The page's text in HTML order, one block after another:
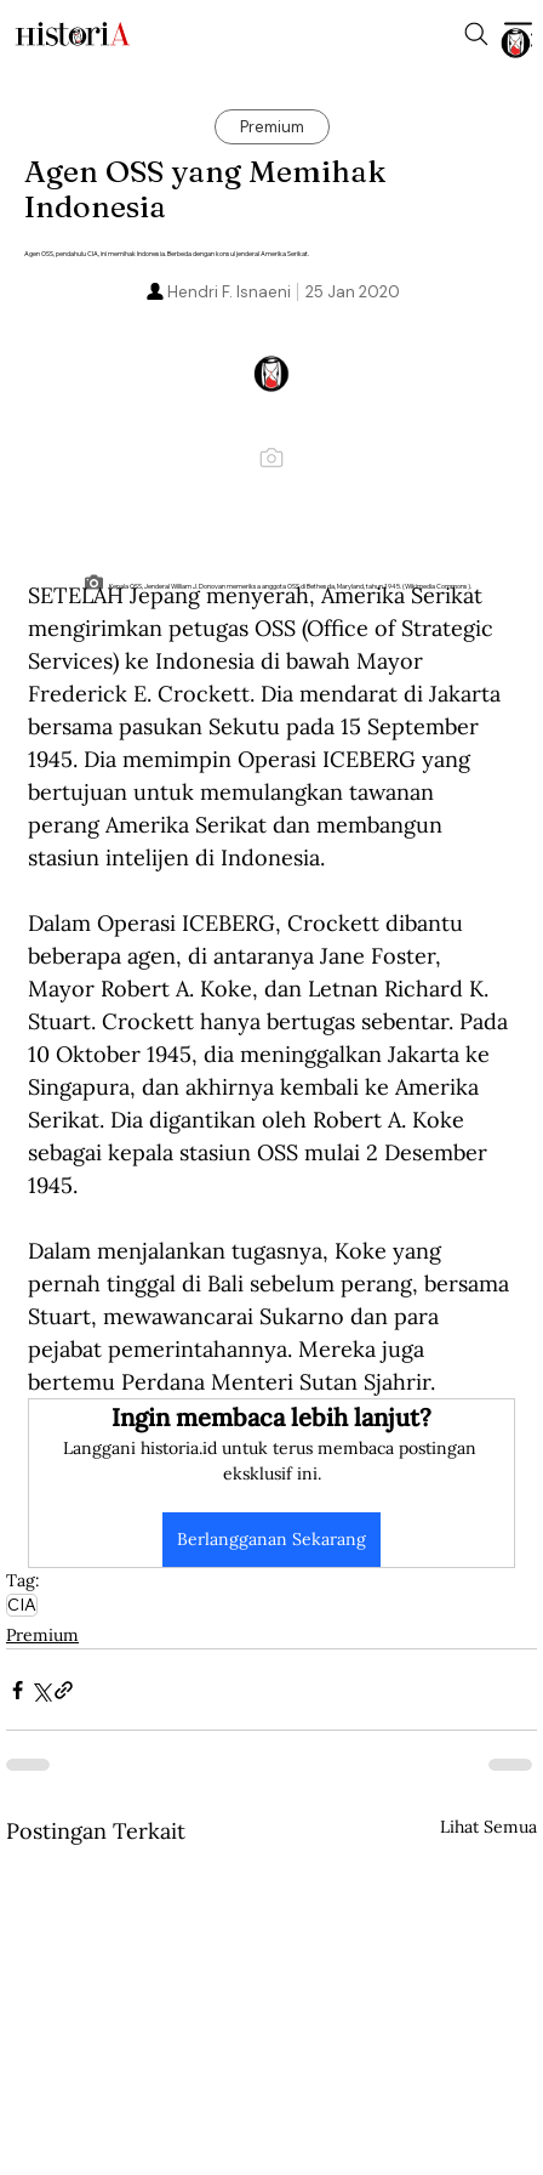
Premium
Agen OSS yang Memihak
Indonesia
Agen OSS, pendahulu CIA, ini memihak Indonesia. Berbeda dengan konsul jenderal Amerika Serikat.
25 Jan 2020
Hendri F. Isnaeni
Kepala OSS, Jenderal William J. Donovan memeriksa anggota OSS di Bethesda, Maryland, tahun 1945. (Wikimedia Commons).
SETELAH Jepang menyerah, Amerika Serikat
mengirimkan petugas OSS (Office of Strategic
Services) ke Indonesia di bawah Mayor
Frederick E. Crockett. Dia mendarat di Jakarta
bersama pasukan Sekutu pada 15 September
1945. Dia memimpin Operasi ICEBERG yang
bertujuan untuk memulangkan tawanan
perang Amerika Serikat dan membangun
stasiun intelijen di Indonesia.
Dalam Operasi ICEBERG, Crockett dibantu
beberapa agen, di antaranya Jane Foster,
Mayor Robert A. Koke, dan Letnan Richard K.
Stuart. Crockett hanya bertugas sebentar. Pada
10 Oktober 1945, dia meninggalkan Jakarta ke
Singapura, dan akhirnya kembali ke Amerika
Serikat. Dia digantikan oleh Robert A. Koke
sebagai kepala stasiun OSS mulai 2 Desember
1945.
Dalam menjalankan tugasnya, Koke yang
pernah tinggal di Bali sebelum perang, bersama
Stuart, mewawancarai Sukarno dan para
pejabat pemerintahannya. Mereka juga
bertemu Perdana Menteri Sutan Sjahrir.
Ingin membaca lebih lanjut?
Langgani historia.id untuk terus membaca postingan
eksklusif ini.
Berlangganan Sekarang
Tag:
CIA
Premium
Postingan Terkait Lihat Semua